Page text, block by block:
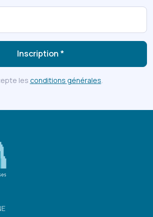
Inscription *
les conditions générales.